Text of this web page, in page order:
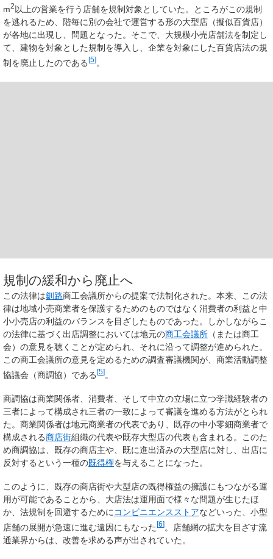
m2 以上の営業を行う店舗を規制対象としていた。ところがこの規制
を逃れるため、階毎に別の会社で運営する形の大型店（擬似百貨店）
が各地に出現し、問題となった。そこで、大規模小売店舗法を制定し
て、建物を対象とした規制を導入し、企業を対象にした百貨店法の規
制を廃止したのである[5]。
規制の緩和から廃止へ
この法律は釧路商工会議所からの提案で法制化された。本来、この法
律は地域小売商業者を保護するためのものではなく消費者の利益と中
小小売店の利益のバランスを目ざしたものであった。しかしながらこ
の法律に基づく出店調整においては地元の商工会議所 （または商工
会）の意見を聴くことが定められ、それに沿って調整が進められた。
この商工会議所の意見を定めるための調査審議機関が、商業活動調整
協議会（商調協）である[5]
商調協は商業関係者、消費者、そして中立の立場に立つ学識経験者の
三者によって構成され三者の一致によって審議を進める方法がとられ
た。商業関係者は地元商業者の代表であり、既存の中小零細商業者で
構成される商店街組織の代表や既存大型店の代表も含まれる。このた
め商調協は、既存の商店主や、既に進出済みの大型店に対し、出店に
反対するという一種の既得権を与えることになった。
このように、既存の商店街や大型店の既得権益の擁護にもつながる運
用が可能であることから、大店法は運用面で様々な問題が生じたほ
か、法規制を回避するためにコンビニエンスストアなどいった、小型
店舗の展開が急速に進む遠因にもなった [6] 。店舗網の拡大を目ざす流
通業界からは、改善を求める声が出されていた。